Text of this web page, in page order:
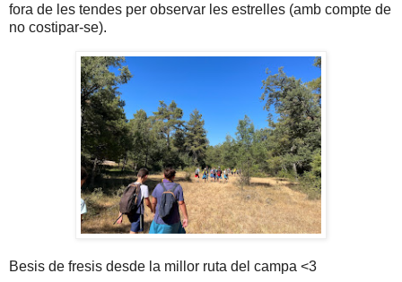
fora de les tendes per observar les estrelles (amb compte de
no costipar-se).
Besis de fresis desde la millor ruta del campa <3